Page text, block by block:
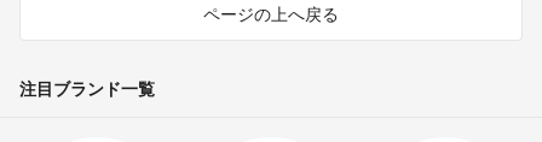
ページの上へ戻る
注目ブランド一覧